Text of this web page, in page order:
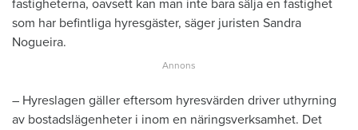
fastigheterna, oavsett kan man inte bara sälja en fastighet
som har befintliga hyresgäster, säger juristen Sandra
Nogueira.
– Hyreslagen gäller eftersom hyresvärden driver uthyrning
av bostadslägenheter i inom en näringsverksamhet. Det